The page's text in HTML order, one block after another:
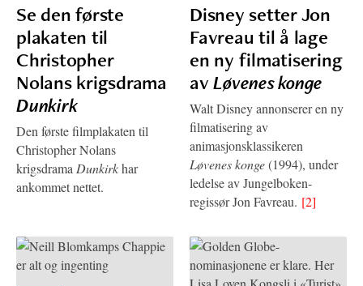
Se den første
plakaten til
Christopher
Nolans krigsdrama
Dunkirk
Den første filmplakaten til
Christopher Nolans
krigsdrama Dunkirkhar
ankommet nettet.
Disney setter Jon
Favreau til å lage
en ny filmatisering
avLøvenes konge
Walt Disney annonserer en ny
filmatisering av
animasjonsklassikeren
Løvenes konge(1994), under
ledelse av Jungelboken-
regissør Jon Favreau. [2]